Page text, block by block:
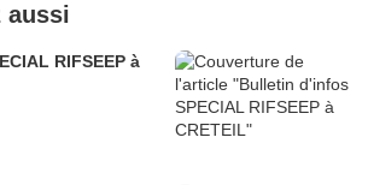
aussi
RIFSEEP à